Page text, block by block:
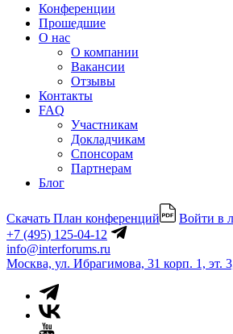
Конференции
Прошедшие
О нас
О компании
Вакансии
Отзывы
Контакты
FAQ
Участникам
Докладчикам
Спонсорам
Партнерам
Блог
Скачать План конференций
Войти в
+7 (495) 125-04-12
info@interforums.ru
Москва, ул. Ибрагимова, 31 корп. 1, эт.